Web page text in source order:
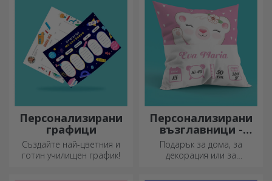
впечатление на всеки,
който ги получи като
подарък.
Персонализирани
графици
Създайте най-цветния и
готин училищен график!
Персонализирани
възглавници -
голям формат
Подарък за дома, за
декорация или за